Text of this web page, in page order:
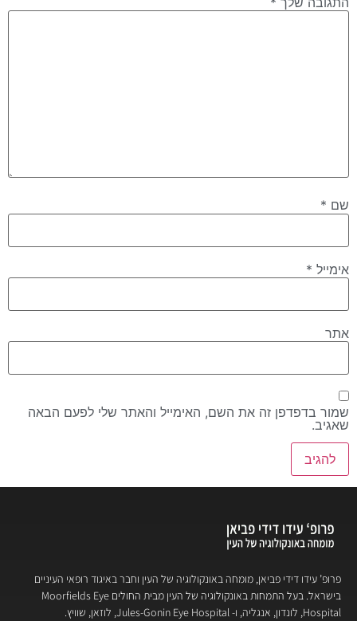
שם *
אימייל *
אתר
שמור בדפדפן זה את השם, האימייל והאתר שלי לפעם הבאה
שאגיב.
פרופ’ עידו דידי פביאן, מומחה באונקולוגיה של העין וחבר באיגוד רופאי העיניים
בישראל. בעל התמחות באונקולוגיה של העין מבית החולים Moorfields Eye
Hospital, לונדון, אנגליה, ו- Jules-Gonin Eye Hospital, לוזאן, שוויץ.